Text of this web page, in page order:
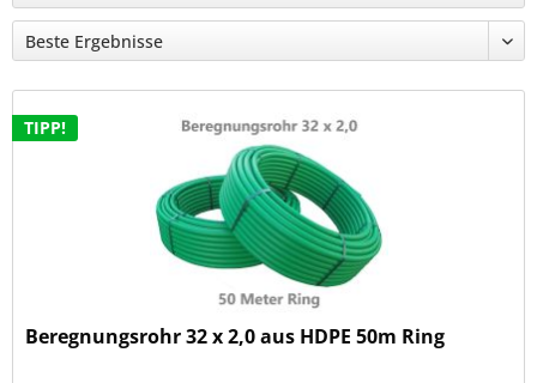
TIPP!
Beregnungsrohr 32 x 2,0 aus HDPE 50m Ring